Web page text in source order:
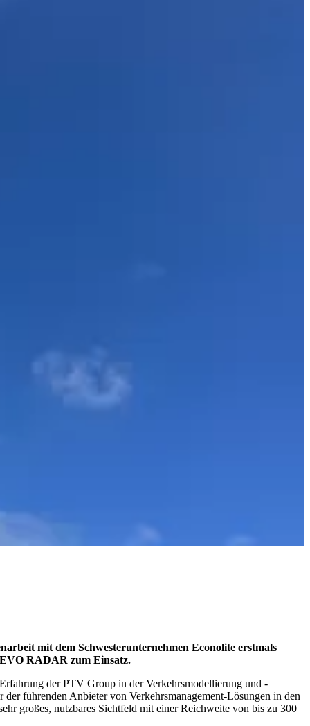
mit dem Schwesterunternehmen Econolite erstmals
RADAR zum Einsatz.
der PTV Group in der Verkehrsmodellierung und -
führenden Anbieter von Verkehrsmanagement-Lösungen in den
großes, nutzbares Sichtfeld mit einer Reichweite von bis zu 300